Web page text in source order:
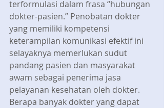
terformulasi dalam frasa “hubungan
dokter-pasien.” Penobatan dokter
yang memiliki kompetensi
keterampilan komunikasi efektif ini
selayaknya memerlukan sudut
pandang pasien dan masyarakat
awam sebagai penerima jasa
pelayanan kesehatan oleh dokter.
Berapa banyak dokter yang dapat